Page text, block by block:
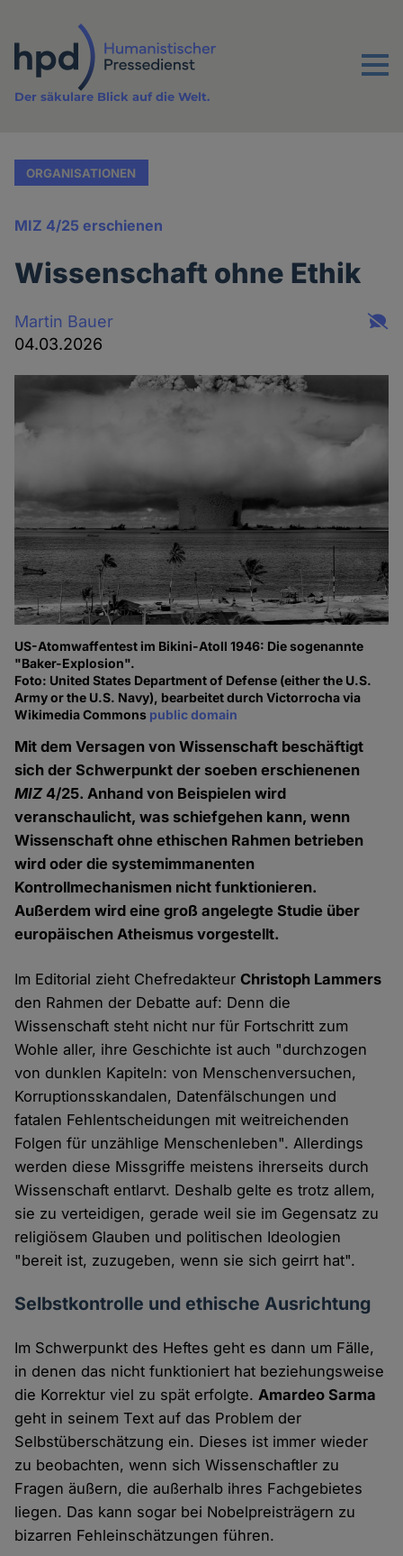
Inhalt
Menu
Der säkulare Blick auf die Welt.
ORGANISATIONEN
MIZ 4/25 erschienen
Wissenschaft ohne Ethik
Martin Bauer
04.03.2026
US-Atomwaffentest im Bikini-Atoll 1946: Die sogenannte
"Baker-Explosion".
Foto: United States Department of Defense (either the U.S.
Army or the U.S. Navy), bearbeitet durch Victorrocha via
Wikimedia Commons public domain
Mit dem Versagen von Wissenschaft beschäftigt
sich der Schwerpunkt der soeben erschienenen
MIZ4/25. Anhand von Beispielen wird
veranschaulicht, was schiefgehen kann, wenn
Wissenschaft ohne ethischen Rahmen betrieben
wird oder die systemimmanenten
Kontrollmechanismen nicht funktionieren.
Außerdem wird eine groß angelegte Studie über
europäischen Atheismus vorgestellt.
Im Editorial zieht ChefredakteurChristoph Lammers
den Rahmen der Debatte auf: Denn die
Wissenschaft steht nicht nur für Fortschritt zum
Wohle aller, ihre Geschichte ist auch "durchzogen
von dunklen Kapiteln: von Menschenversuchen,
Korruptionsskandalen, Datenfälschungen und
fatalen Fehlentscheidungen mit weitreichenden
Folgen für unzählige Menschenleben". Allerdings
werden diese Missgriffe meistens ihrerseits durch
Wissenschaft entlarvt. Deshalb gelte es trotz allem,
sie zu verteidigen, gerade weil sie im Gegensatz zu
religiösem Glauben und politischen Ideologien
"bereit ist, zuzugeben, wenn sie sich geirrt hat".
Selbstkontrolle und ethische Ausrichtung
Im Schwerpunkt des Heftes geht es dann um Fälle,
in denen das nicht funktioniert hat beziehungsweise
die Korrektur viel zu spät erfolgte.Amardeo Sarma
geht in seinem Text auf das Problem der
Selbstüberschätzung ein. Dieses ist immer wieder
zu beobachten, wenn sich Wissenschaftler zu
Fragen äußern, die außerhalb ihres Fachgebietes
liegen. Das kann sogar bei Nobelpreisträgern zu
bizarren Fehleinschätzungen führen.